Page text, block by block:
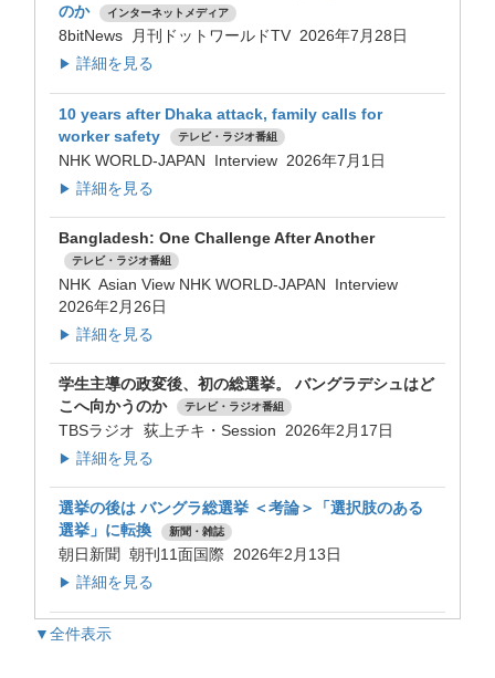
のか
インターネットメディア
8bitNews 月刊ドットワールドTV 2026年7月28日
▶ 詳細を見る
10 years after Dhaka attack, family calls for
worker safety
テレビ・ラジオ番組
NHK WORLD-JAPAN Interview 2026年7月1日
▶ 詳細を見る
Bangladesh: One Challenge After Another
テレビ・ラジオ番組
NHK Asian View NHK WORLD-JAPAN Interview
2026年2月26日
▶ 詳細を見る
学生主導の政変後、初の総選挙。 バングラデシュはど
こへ向かうのか
テレビ・ラジオ番組
TBSラジオ 荻上チキ・Session 2026年2月17日
▶ 詳細を見る
選挙の後は バングラ総選挙 ＜考論＞「選択肢のある
選挙」に転換
新聞・雑誌
朝日新聞 朝刊11面国際 2026年2月13日
▶ 詳細を見る
▼全件表示